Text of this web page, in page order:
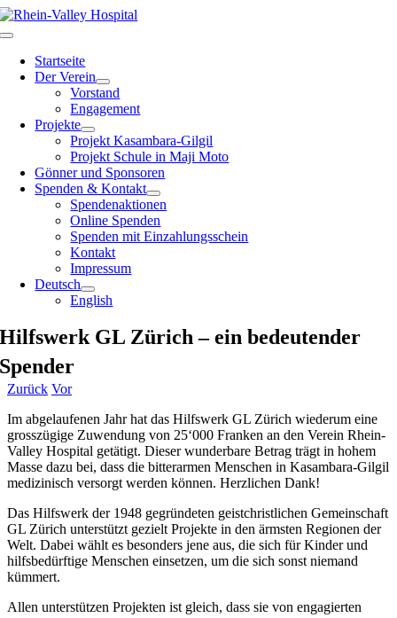
Zum
Inhalt
Toggle
NavigationStartseite
Der Verein
Vorstand
Engagement
Projekte
Projekt Kasambara-Gilgil
Projekt Schule in Maji Moto
Gönner und Sponsoren
Spenden & Kontakt
Spendenaktionen
Online Spenden
Spenden mit Einzahlungsschein
Kontakt
Impressum
Deutsch
English
Hilfswerk GL Zürich – ein bedeutender
Spender
Zurück Vor
Im abgelaufenen Jahr hat das Hilfswerk GL Zürich wiederum eine
grosszügige Zuwendung von 25‘000 Franken an den Verein Rhein-
Valley Hospital getätigt. Dieser wunderbare Betrag trägt in hohem
Masse dazu bei, dass die bitterarmen Menschen in Kasambara-Gilgil
medizinisch versorgt werden können. Herzlichen Dank!
Das Hilfswerk der 1948 gegründeten geistchristlichen Gemeinschaft
GL Zürich unterstützt gezielt Projekte in den ärmsten Regionen der
Welt. Dabei wählt es besonders jene aus, die sich für Kinder und
hilfsbedürftige Menschen einsetzen, um die sich sonst niemand
kümmert.
Allen unterstützen Projekten ist gleich, dass sie von engagierten